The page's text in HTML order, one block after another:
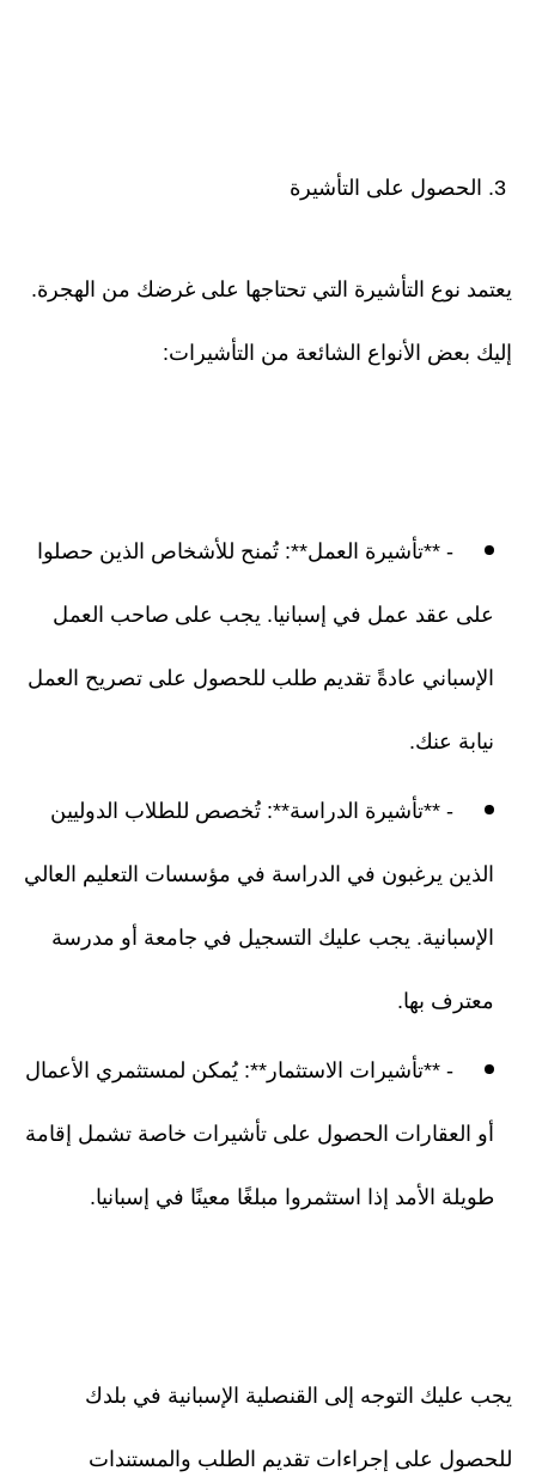
يعتمد نوع التأشيرة التي تحتاجها على غرضك من الهجرة.
إليك بعض الأنواع الشائعة من التأشيرات:
- **تأشيرة العمل**: تُمنح للأشخاص الذين حصلوا
على عقد عمل في إسبانيا. يجب على صاحب العمل
الإسباني عادةً تقديم طلب للحصول على تصريح العمل
نيابة عنك.
- **تأشيرة الدراسة**: تُخصص للطلاب الدوليين
الذين يرغبون في الدراسة في مؤسسات التعليم العالي
الإسبانية. يجب عليك التسجيل في جامعة أو مدرسة
معترف بها.
- **تأشيرات الاستثمار**: يُمكن لمستثمري الأعمال
أو العقارات الحصول على تأشيرات خاصة تشمل إقامة
طويلة الأمد إذا استثمروا مبلغًا معينًا في إسبانيا.
يجب عليك التوجه إلى القنصلية الإسبانية في بلدك
للحصول على إجراءات تقديم الطلب والمستندات